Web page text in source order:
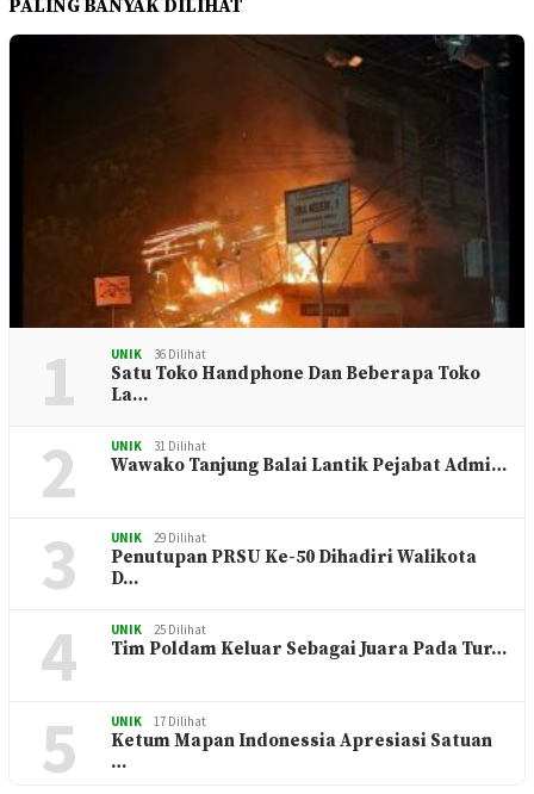
PALING BANYAK DILIHAT
1 UNIK 36 Dilihat
Satu Toko Handphone Dan Beberapa Toko
La…
2 UNIK 31 Dilihat
Wawako Tanjung Balai Lantik Pejabat Admi…
3 UNIK 29 Dilihat
Penutupan PRSU Ke-50 Dihadiri Walikota
D…
4 UNIK 25 Dilihat
Tim Poldam Keluar Sebagai Juara Pada Tur…
5 UNIK 17 Dilihat
Ketum Mapan Indonessia Apresiasi Satuan
…